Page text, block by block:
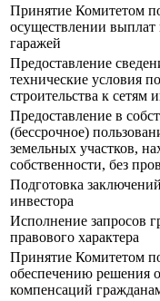
Принятие Комитетом
осуществлении
гаражей
Предоставление
технические условия
строительства к сетям
Предоставление в
(бессрочное)
земельных участков,
собственности, без
Подготовка
инвестора
Исполнение запросов
правового характера
Принятие Комитетом
обеспечению решения
компенсаций